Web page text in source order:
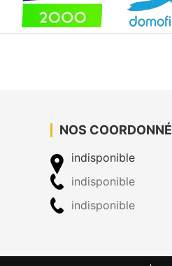
NOS
indisponible
indisponible
indisponible